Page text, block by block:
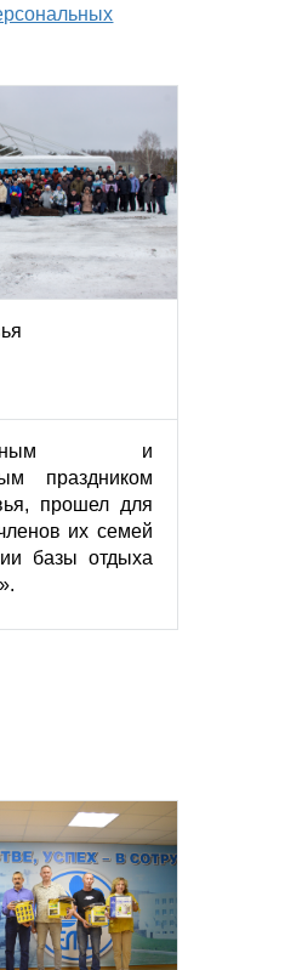
и
праздником
прошел для
их семей
базы отдыха